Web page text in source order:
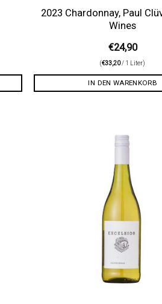
2023 Chardonnay, Paul
Wines
€24,90
(€33,20/ 1 Liter)
IN DEN WARENKORB